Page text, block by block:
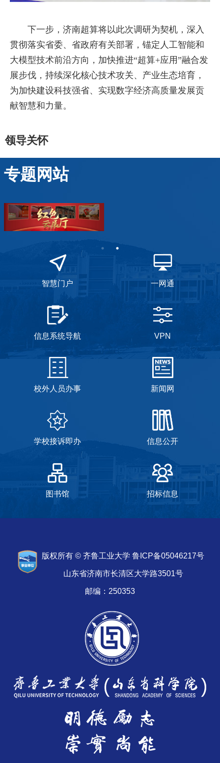
下一步，济南超算将以此次调研为契机，深入
贯彻落实省委、省政府有关部署，锚定人工智能和
大模型技术前沿方向，加快推进“超算+应用”融合发
展步伐，持续深化核心技术攻关、产业生态培育，
为加快建设科技强省、实现数字经济高质量发展贡
献智慧和力量。
领导关怀
专题网站
智慧门户 一网通
信息系统导航 VPN
校外人员办事 新闻网
学校接诉即办 信息公开
图书馆 招标信息
版权所有 © 齐鲁工业大学 鲁ICP备05046217号
山东省济南市长清区大学路3501号
邮编：250353